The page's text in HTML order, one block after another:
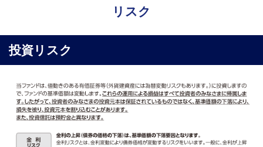
リスク
投資リスク